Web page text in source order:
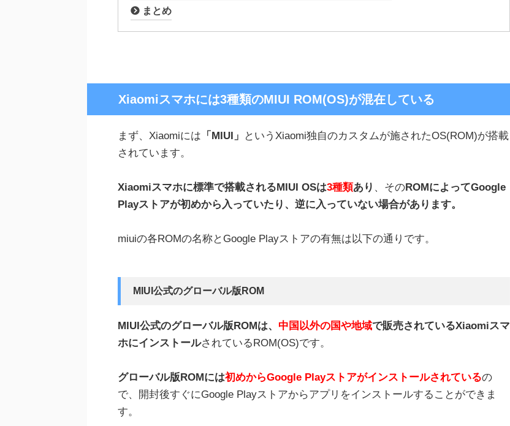
まとめ
Xiaomiスマホには3種類のMIUI ROM(OS)が混在している
まず、Xiaomiには 「MIUI」
というXiaomi独自のカスタムが施されたOS(ROM)が搭載
されています。
Xiaomiスマホに標準で搭載されるMIUI OSは3種類あり 、そのROMによってGoogle
Playストアが初めから入っていたり、逆に入っていない場合があります。
miuiの各ROMの名称とGoogle Playストアの有無は以下の通りです。
MIUI公式のグローバル版ROM
MIUI公式のグローバル版ROMは、 中国以外の国や地域で販売されているXiaomiスマ
ホにインストールされているROM(OS)です。
グローバル版ROMには初めからGoogle Playストアがインストールされているの
で、開封後すぐにGoogle Playストアからアプリをインストールすることができま
す。